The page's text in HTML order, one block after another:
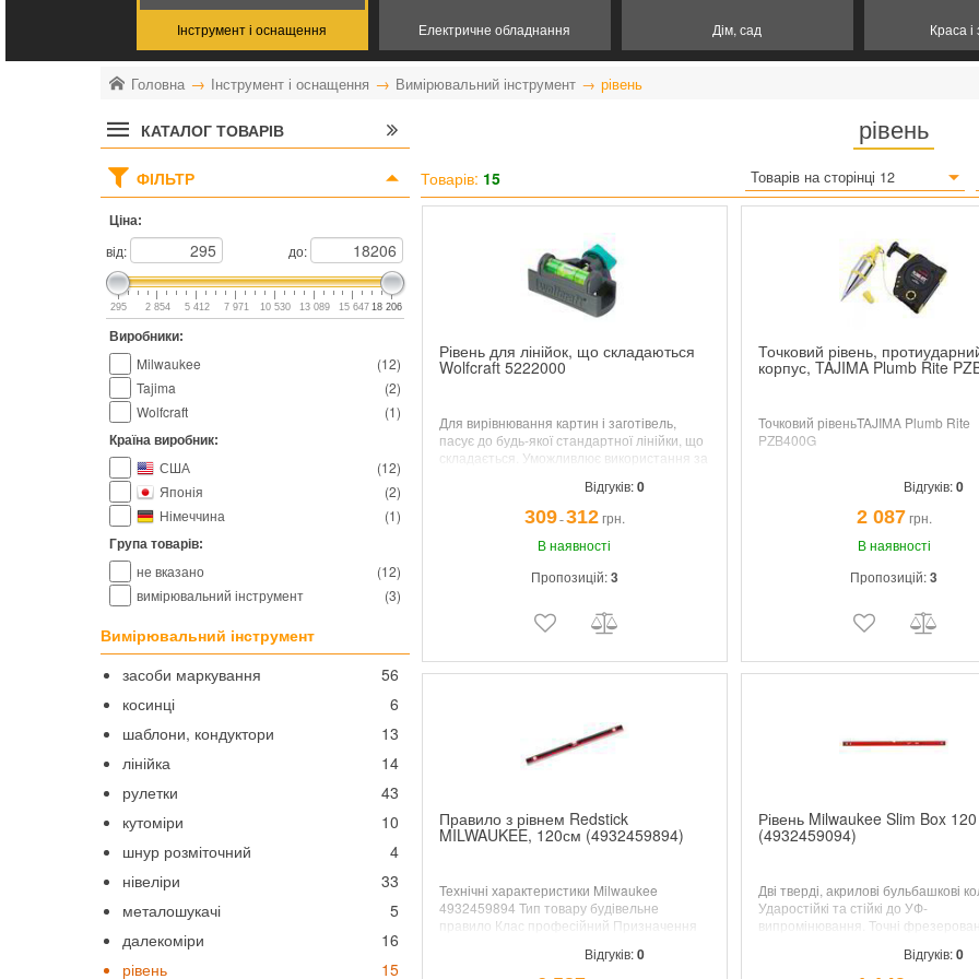
Інструмент і оснащення Електричне обладнання Дім, сад Краса
Головна Інструмент і оснащення Вимірювальний інструмент рівень
КАТАЛОГ ТОВАРІВ рівень
ФІЛЬТР
Ціна:
від: до:
295 2 854 5 412 7 971 10 530 13 089 15 647 18 206
Виробники:
(12)
Milwaukee
(2)
Tajima
(1)
Wolfcraft
Країна виробник:
(12)
США
(2)
Японія
(1)
Німеччина
Група товарів:
(12)
не вказано
(3)
вимірювальний інструмент
Вимірювальний інструмент
56
засоби маркування
6
косинці
13
шаблони, кондуктори
14
лінійка
43
рулетки
10
кутоміри
4
шнур розміточний
33
нівеліри
5
металошукачі
16
далекоміри
15
рівень
Товарів: 15 Товарів на сторінці 12
Рівень для лінійок, що складаються
Wolfcraft 5222000
Для вирівнювання картин і заготівель,
пасує до будь-якої стандартної лінійки, що
складається. Уможливлює використання за
високоякісне виконання з полімеру.
Відгуків:0
309¯312грн.
В наявності
Пропозицій:3
Точковий рівень,
корпус, TAJIMA Plumb Rite
Точковий рівеньTAJIMA Plumb Rite
PZB400G
Відгуків:0
2 087грн.
В наявності
Пропозицій:3
Правило з рівнем Redstick
MILWAUKEE, 120см (4932459894)
Технічні характеристики Milwaukee
4932459894 Тип товару будівельне
правило Клас професійний Призначення
функціональні особливості Форма правило
Відгуків:0
Рівень Milwaukee Slim Box
(4932459094)
Дві тверді, акрилові бульбашкові
Ударостійкі та стійкі до УФ-
випромінювання. Точні
максимальну точність. Амортизуючі
Відгуків:0